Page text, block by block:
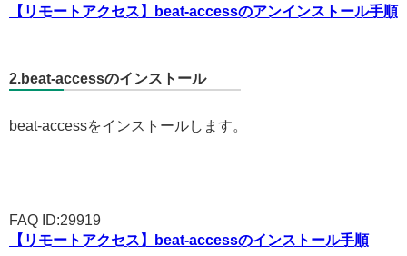
【リモートアクセス】beat-accessのアンインストール手順
2.beat-accessのインストール
beat-accessをインストールします。
FAQ ID:29919
【リモートアクセス】beat-accessのインストール手順